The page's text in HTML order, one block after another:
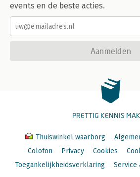
events en de beste acties.
Aanmelden
PRETTIG KENNIS
Thuiswinkel waarborg
Colofon
Privacy Cookies
Toegankelijkheidsverklaring
Service